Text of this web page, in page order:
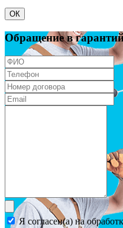
ОК
Обращение в
Я согласен(а) на